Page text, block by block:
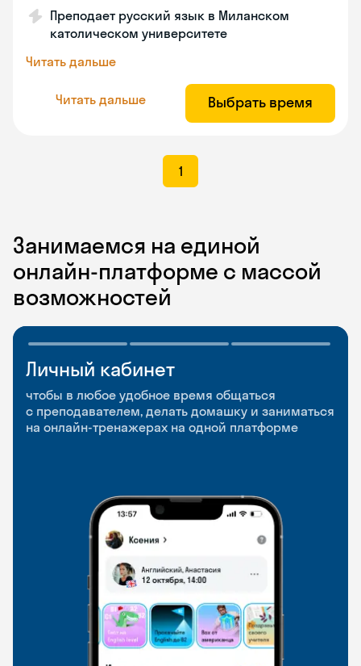
Преподает русский язык в Миланском
католическом университете
Читать дальше
Читать дальше Выбрать время
1
Занимаемся на единой
онлайн-платформе с массой
возможностей
Личный кабинет
чтобы в любое удобное время общаться
с преподавателем, делать домашку и заниматься
на онлайн-тренажерах на одной платформе
Мобильное
приложение
чтобы заниматься и изучать новые слова где
и когда удобно
Разговорные клубы
и Talks
Групповые занятия для разговорной практики
и индивидуальные встречи с преподавателями